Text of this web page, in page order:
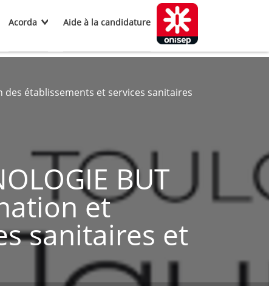
Acorda Aide à la candidature
des établissements et services sanitaires
BUT
et
sanitaires et